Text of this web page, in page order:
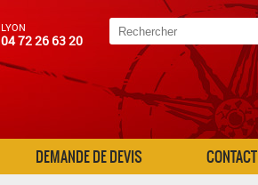
LYON
04 72 26 63 20
DEMANDE DE DEVIS CONTACT